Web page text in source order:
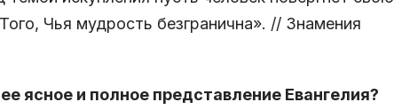
Чья мудрость безгранична». // Знамения
ясное и полное представление Евангелия?